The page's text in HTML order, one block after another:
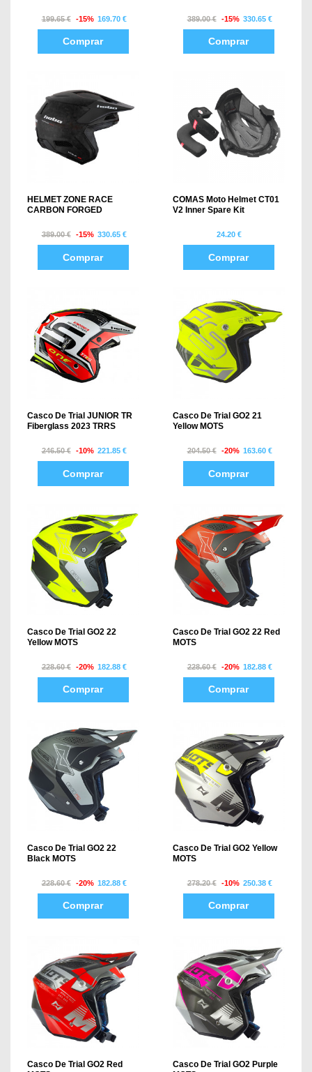
199.65 € -15% 169.70 €
Comprar
389.00 € -15% 330.65 €
Comprar
HELMET ZONE RACE
CARBON FORGED
389.00 € -15% 330.65 €
Comprar
COMAS Moto Helmet CT01
V2 Inner Spare Kit
24.20 €
Comprar
Casco De Trial JUNIOR TR
Fiberglass 2023 TRRS
246.50 € -10% 221.85 €
Comprar
Casco De Trial GO2 21
Yellow MOTS
204.50 € -20% 163.60 €
Comprar
Casco De Trial GO2 22
Yellow MOTS
228.60 € -20% 182.88 €
Comprar
Casco De Trial GO2 22 Red
MOTS
228.60 € -20% 182.88 €
Comprar
Casco De Trial GO2 22
Black MOTS
228.60 € -20% 182.88 €
Comprar
Casco De Trial GO2 Yellow
MOTS
278.20 € -10% 250.38 €
Comprar
Casco De Trial GO2 Red
Casco De Trial GO2 Purple